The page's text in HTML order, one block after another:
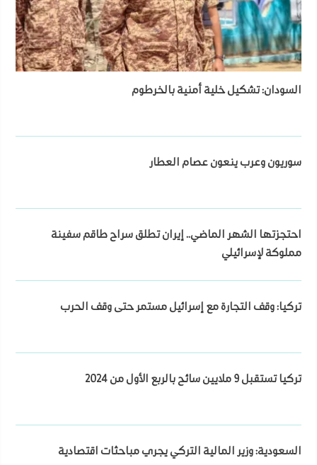
السودان: تشكيل خلية أمنية بالخرطوم
سوريون وعرب ينعون عصام العطار
احتجزتها الشهر الماضي.. إيران تطلق سراح طاقم سفينة
مملوكة لإسرائيلي
تركيا: وقف التجارة مع إسرائيل مستمر حتى وقف الحرب
تركيا تستقبل 9 ملايين سائح بالربع الأول من 2024
السعودية: وزير المالية التركي يجري مباحثات اقتصادية